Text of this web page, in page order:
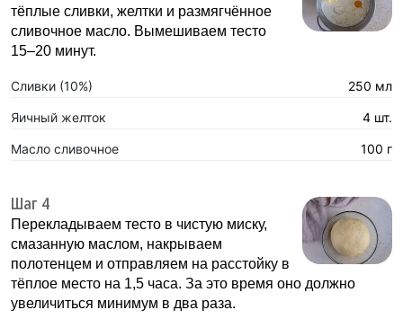
тёплые сливки, желтки и размягчённое
сливочное масло. Вымешиваем тесто
15–20 минут.
Сливки (10%) 250 мл
Яичный желток 4 шт.
Масло сливочное 100 г
Шаг 4
Перекладываем тесто в чистую миску,
смазанную маслом, накрываем
полотенцем и отправляем на расстойку в
тёплое место на 1,5 часа. За это время оно должно
увеличиться минимум в два раза.